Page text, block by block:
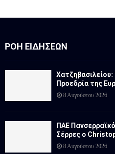
ΡΟΉ ΕΙΔΉΣΕΩΝ
Χατζηβασιλείου:
Προεδρία της
8 Αυγούστου 2026
ΠΑΕ
Σέρρες ο
8 Αυγούστου 2026